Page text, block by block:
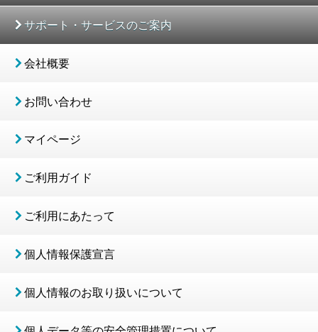
サポート・サービスのご案内
会社概要
お問い合わせ
マイページ
ご利用ガイド
ご利用にあたって
個人情報保護宣言
個人情報のお取り扱いについて